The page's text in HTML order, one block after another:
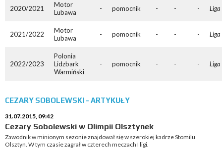
2020/2021
Motor
Lubawa
- pomocnik - - - Liga
2021/2022
Motor
Lubawa
- pomocnik - - - Liga
2022/2023
Polonia
Lidzbark
Warmiński
- pomocnik - - - Liga
CEZARY SOBOLEWSKI - ARTYKUŁY
31.07.2015, 09:42
Cezary Sobolewski w Olimpii Olsztynek
Zawodnik w minionym sezonie znajdował się w szerokiej kadrze Stomilu
Olsztyn. W tym czasie zagrał w czterech meczach I ligi.